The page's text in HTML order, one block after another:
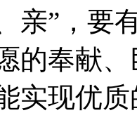
亲”，要
的奉献
实现优